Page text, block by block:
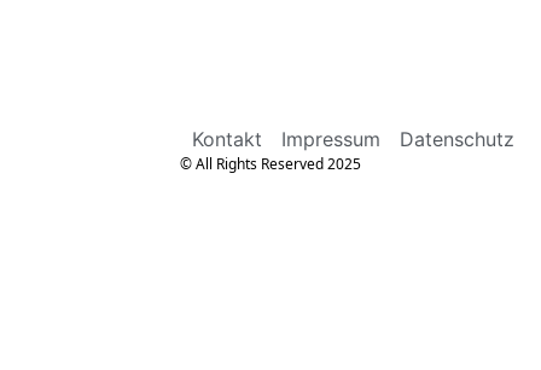
Kontakt Impressum Datenschutz
© All Rights Reserved 2025